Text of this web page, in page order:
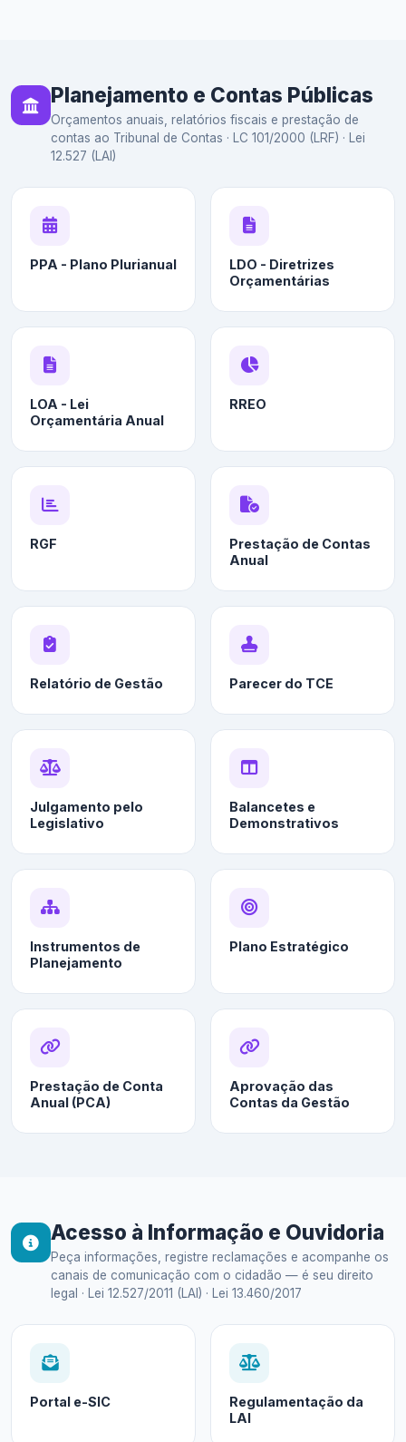
Planejamento e Contas Públicas
Orçamentos anuais, relatórios fiscais e prestação de
contas ao Tribunal de Contas · LC 101/2000 (LRF) · Lei
12.527 (LAI)
PPA - Plano Plurianual
LDO - Diretrizes
Orçamentárias
LOA - Lei
Orçamentária Anual
RREO
RGF
Prestação de Contas
Anual
Relatório de Gestão Parecer do TCE
Julgamento pelo
Legislativo
Balancetes e
Demonstrativos
Instrumentos de
Planejamento
Plano Estratégico
Prestação de Conta
Anual (PCA)
Aprovação das
Contas da Gestão
Acesso à Informação e Ouvidoria
Peça informações, registre reclamações e acompanhe os
canais de comunicação com o cidadão — é seu direito
legal · Lei 12.527/2011 (LAI) · Lei 13.460/2017
Portal e-SIC
Regulamentação da
LAI